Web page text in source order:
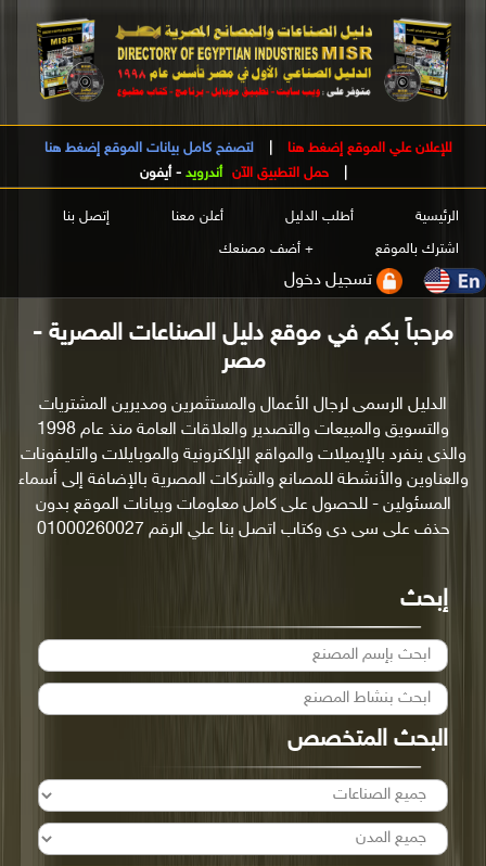
للإعلان علي الموقع إضغط هنا
لتصفح كامل بيانات الموقع إضغط هنا
حمل التطبيق الآن أندرويد - أيفون
الرئيسية أطلب الدليل أعلن معنا
إتصل بنا
اشترك بالموقع
+ أضف مصنعك
تسجيل دخول
مرحباً بكم في موقع دليل الصناعات المصرية -
مصر
الدليل الرسمى لرجال الأعمال والمستثمرين ومديرين المشتريات
والتسويق والمبيعات والتصدير والعلاقات العامة منذ عام 1998
والذى ينفرد بالإيميلات والمواقع الإلكترونية والموبايلات والتليفونات
والعناوين والأنشطة للمصانع والشركات المصرية بالإضافة إلى أسماء
المسئولين - للحصول على كامل معلومات وبيانات الموقع بدون
حذف على سى دى وكتاب اتصل بنا علي الرقم 01000260027
إبحث
البحث المتخصص